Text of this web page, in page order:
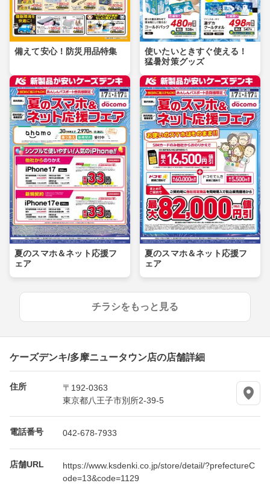
備えて安心！防災用品特集
使いたいときすぐ使える！
猛暑対策グッズ
夏のスマホ＆ネット応援フ
ェア
夏のスマホ＆ネット応援フ
ェア
チラシをもっと見る
ケーズデンキ/多摩ニュータウン店の店舗詳細
住所
〒192-0363
東京都八王子市別所2-39-5
電話番号 042-678-7933
店舗URL
https://www.ksdenki.co.jp/store/detail/?prefectureC
ode=13&code=1129